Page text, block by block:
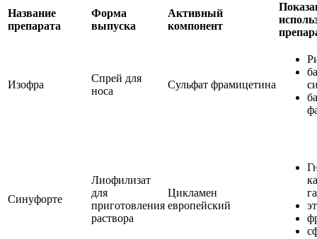
Название
препарата
Форма
выпуска
Активный
компонент
Изофра
Спрей для
носа
Сульфат фрамицетина
Синуфорте
Лиофилизат
для
приготовления
раствора
Цикламен
европейский